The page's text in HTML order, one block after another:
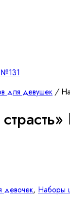
для девушек /
девочек, Наборы